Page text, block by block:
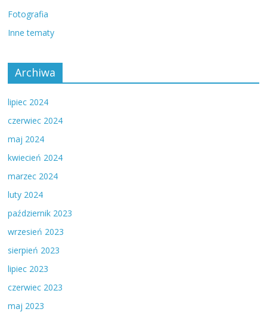
Fotografia
Inne tematy
Archiwa
lipiec 2024
czerwiec 2024
maj 2024
kwiecień 2024
marzec 2024
luty 2024
październik 2023
wrzesień 2023
sierpień 2023
lipiec 2023
czerwiec 2023
maj 2023